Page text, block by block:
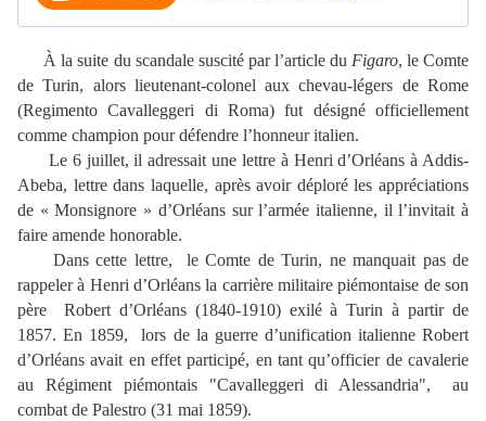
À la suite du scandale suscité par l’article du Figaro, le Comte
de Turin, alors lieutenant-colonel aux chevau-légers de Rome
(Regimento Cavalleggeri di Roma) fut désigné officiellement
comme champion pour défendre l’honneur italien.
Le 6 juillet, il adressait une lettre à Henri d’Orléans à Addis-
Abeba, lettre dans laquelle, après avoir déploré les appréciations
de « Monsignore » d’Orléans sur l’armée italienne, il l’invitait à
faire amende honorable.
Dans cette lettre, le Comte de Turin, ne manquait pas de
rappeler à Henri d’Orléans la carrière militaire piémontaise de son
père Robert d’Orléans (1840-1910) exilé à Turin à partir de
1857. En 1859, lors de la guerre d’unification italienne Robert
d’Orléans avait en effet participé, en tant qu’officier de cavalerie
au Régiment piémontais"Cavalleggeri di Alessandria",
au
combat de Palestro (31 mai 1859).